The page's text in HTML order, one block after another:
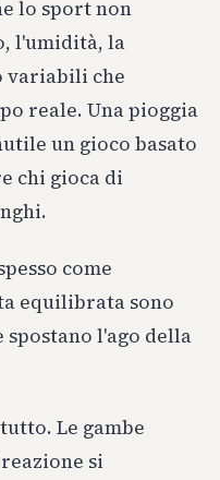
lo sport non
l'umidità, la
variabili che
reale. Una pioggia
un gioco basato
chi gioca di
come
equilibrata sono
l'ago della
Le gambe
si